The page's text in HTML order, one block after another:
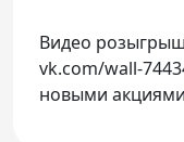
Видео
vk.com/wall-
новыми